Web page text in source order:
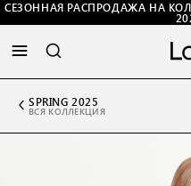
СЕЗОННАЯ РАСПРОДАЖА НА
SPRING 2025
ВСЯ КОЛЛЕКЦИЯ